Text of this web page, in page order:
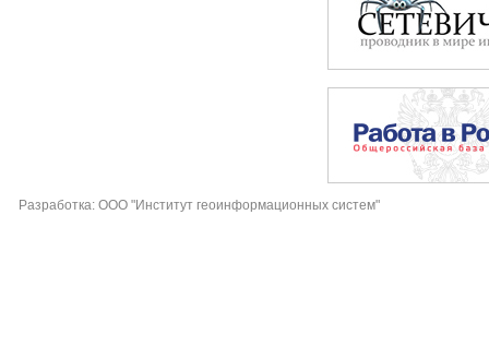
Разработка: ООО "Институт геоинформационных систем"